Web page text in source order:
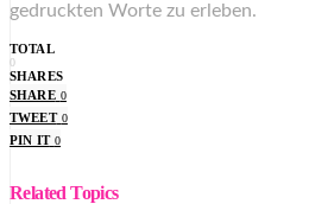
gedruckten Worte zu erleben.
TOTAL
0
SHARES
SHARE 0
TWEET 0
PIN IT 0
Related Topics